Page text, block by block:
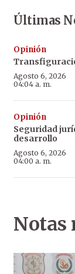
Últimas
Opinión
Agosto 6, 2026
04:04 a. m.
Opinión
Seguridad
desarrollo
Agosto 6, 2026
04:00 a. m.
Notas